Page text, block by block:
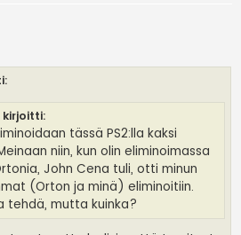
kirjoitti:
tässä PS2:lla kaksi
niin, kun olin eliminoimassa
John Cena tuli, otti minun
(Orton ja minä) eliminoitiin.
tehdä, mutta kuinka?